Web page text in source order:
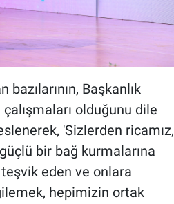
Başkanlık
olduğunu dile
'Sizlerden ricamız,
bir bağ kurmalarına
teşvik eden ve onlara
hepimizin ortak